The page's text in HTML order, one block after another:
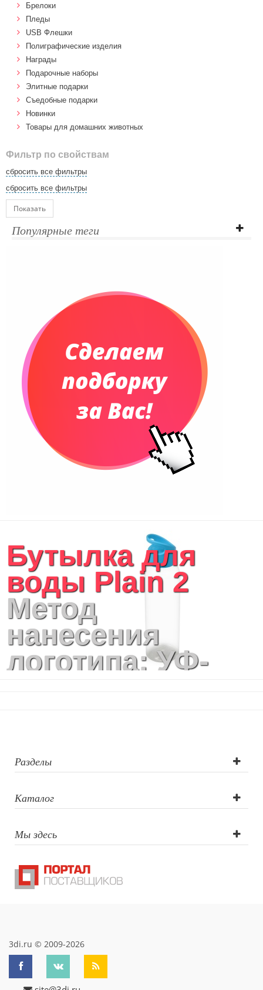
Брелоки
Пледы
USB Флешки
Полиграфические изделия
Награды
Подарочные наборы
Элитные подарки
Cъедобные подарки
Новинки
Товары для домашних животных
Фильтр по свойствам
сбросить все фильтры
сбросить все фильтры
Показать
Популярные теги
Бутылка для
воды Plain 2
Метод
нанесения
логотипа: УФ-
Орео
(двусторонняя
Уф-печать),
Тампопечать
Разделы
Каталог
Мы здесь
3di.ru © 2009-2026